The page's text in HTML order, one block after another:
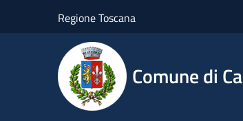
Regione Toscana
Comune di